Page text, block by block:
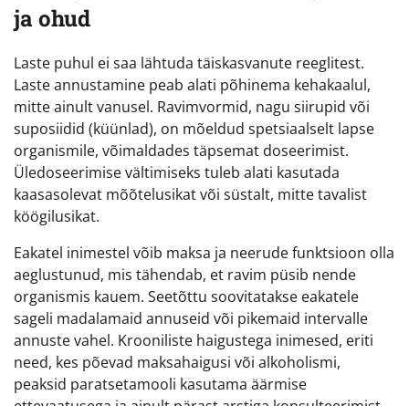
ja ohud
Laste puhul ei saa lähtuda täiskasvanute reeglitest.
Laste annustamine peab alati põhinema kehakaalul,
mitte ainult vanusel. Ravimvormid, nagu siirupid või
suposiidid (küünlad), on mõeldud spetsiaalselt lapse
organismile, võimaldades täpsemat doseerimist.
Üledoseerimise vältimiseks tuleb alati kasutada
kaasasolevat mõõtelusikat või süstalt, mitte tavalist
köögilusikat.
Eakatel inimestel võib maksa ja neerude funktsioon olla
aeglustunud, mis tähendab, et ravim püsib nende
organismis kauem. Seetõttu soovitatakse eakatele
sageli madalamaid annuseid või pikemaid intervalle
annuste vahel. Krooniliste haigustega inimesed, eriti
need, kes põevad maksahaigusi või alkoholismi,
peaksid paratsetamooli kasutama äärmise